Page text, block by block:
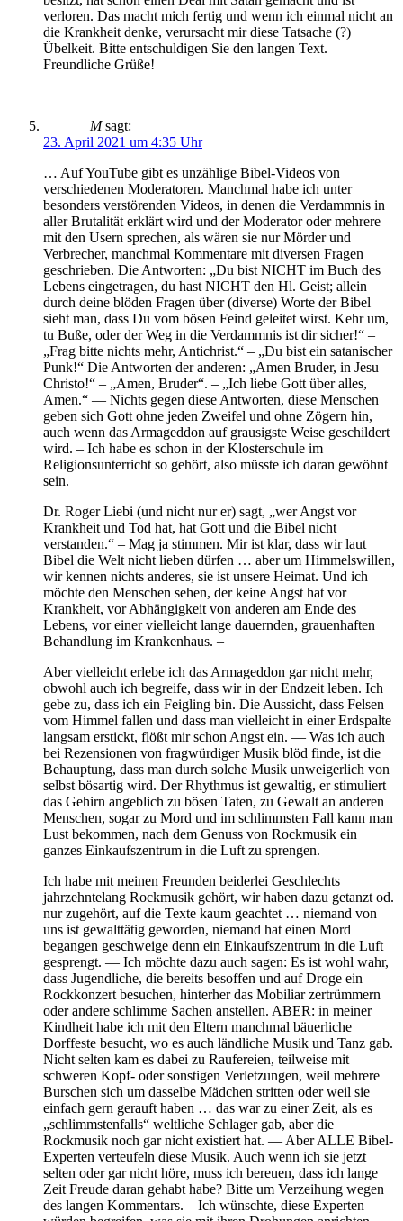
verloren. Das macht mich fertig und wenn ich einmal nicht an
die Krankheit denke, verursacht mir diese Tatsache (?)
Übelkeit. Bitte entschuldigen Sie den langen Text.
Freundliche Grüße!
M sagt:
23. April 2021 um 4:35 Uhr
… Auf YouTube gibt es unzählige Bibel-Videos von
verschiedenen Moderatoren. Manchmal habe ich unter
besonders verstörenden Videos, in denen die Verdammnis in
aller Brutalität erklärt wird und der Moderator oder mehrere
mit den Usern sprechen, als wären sie nur Mörder und
Verbrecher, manchmal Kommentare mit diversen Fragen
geschrieben. Die Antworten: „Du bist NICHT im Buch des
Lebens eingetragen, du hast NICHT den Hl. Geist; allein
durch deine blöden Fragen über (diverse) Worte der Bibel
sieht man, dass Du vom bösen Feind geleitet wirst. Kehr um,
tu Buße, oder der Weg in die Verdammnis ist dir sicher!“ –
„Frag bitte nichts mehr, Antichrist.“ – „Du bist ein satanischer
Punk!“ Die Antworten der anderen: „Amen Bruder, in Jesu
Christo!“ – „Amen, Bruder“. – „Ich liebe Gott über alles,
Amen.“ — Nichts gegen diese Antworten, diese Menschen
geben sich Gott ohne jeden Zweifel und ohne Zögern hin,
auch wenn das Armageddon auf grausigste Weise geschildert
wird. – Ich habe es schon in der Klosterschule im
Religionsunterricht so gehört, also müsste ich daran gewöhnt
sein.
Dr. Roger Liebi (und nicht nur er) sagt, „wer Angst vor
Krankheit und Tod hat, hat Gott und die Bibel nicht
verstanden.“ – Mag ja stimmen. Mir ist klar, dass wir laut
Bibel die Welt nicht lieben dürfen … aber um Himmelswillen,
wir kennen nichts anderes, sie ist unsere Heimat. Und ich
möchte den Menschen sehen, der keine Angst hat vor
Krankheit, vor Abhängigkeit von anderen am Ende des
Lebens, vor einer vielleicht lange dauernden, grauenhaften
Behandlung im Krankenhaus. –
Aber vielleicht erlebe ich das Armageddon gar nicht mehr,
obwohl auch ich begreife, dass wir in der Endzeit leben. Ich
gebe zu, dass ich ein Feigling bin. Die Aussicht, dass Felsen
vom Himmel fallen und dass man vielleicht in einer Erdspalte
langsam erstickt, flößt mir schon Angst ein. — Was ich auch
bei Rezensionen von fragwürdiger Musik blöd finde, ist die
Behauptung, dass man durch solche Musik unweigerlich von
selbst bösartig wird. Der Rhythmus ist gewaltig, er stimuliert
das Gehirn angeblich zu bösen Taten, zu Gewalt an anderen
Menschen, sogar zu Mord und im schlimmsten Fall kann man
Lust bekommen, nach dem Genuss von Rockmusik ein
ganzes Einkaufszentrum in die Luft zu sprengen. –
Ich habe mit meinen Freunden beiderlei Geschlechts
jahrzehntelang Rockmusik gehört, wir haben dazu getanzt od.
nur zugehört, auf die Texte kaum geachtet … niemand von
uns ist gewalttätig geworden, niemand hat einen Mord
begangen geschweige denn ein Einkaufszentrum in die Luft
gesprengt. — Ich möchte dazu auch sagen: Es ist wohl wahr,
dass Jugendliche, die bereits besoffen und auf Droge ein
Rockkonzert besuchen, hinterher das Mobiliar zertrümmern
oder andere schlimme Sachen anstellen. ABER: in meiner
Kindheit habe ich mit den Eltern manchmal bäuerliche
Dorffeste besucht, wo es auch ländliche Musik und Tanz gab.
Nicht selten kam es dabei zu Raufereien, teilweise mit
schweren Kopf- oder sonstigen Verletzungen, weil mehrere
Burschen sich um dasselbe Mädchen stritten oder weil sie
einfach gern gerauft haben … das war zu einer Zeit, als es
„schlimmstenfalls“ weltliche Schlager gab, aber die
Rockmusik noch gar nicht existiert hat. — Aber ALLE Bibel-
Experten verteufeln diese Musik. Auch wenn ich sie jetzt
selten oder gar nicht höre, muss ich bereuen, dass ich lange
Zeit Freude daran gehabt habe? Bitte um Verzeihung wegen
des langen Kommentars. – Ich wünschte, diese Experten